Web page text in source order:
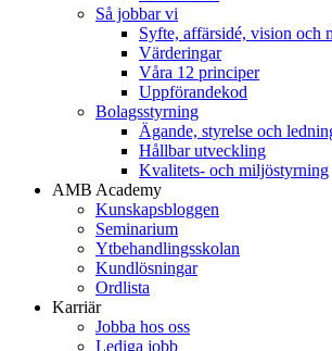
Så jobbar vi
Syfte, affärsidé, vision och
Värderingar
Våra 12 principer
Uppförandekod
Bolagsstyrning
Ägande, styrelse och
Hållbar utveckling
Kvalitets- och miljöstyrning
AMB Academy
Kunskapsbloggen
Seminarium
Ytbehandlingsskolan
Kundlösningar
Ordlista
Karriär
Jobba hos oss
Lediga jobb